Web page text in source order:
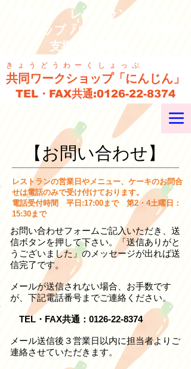
岩見沢市 レストラン 共同ワー
クショップ「にんじん」就労継続
支援B型事業所
きょうどうわーくしょっぷ
共同ワークショップ「にんじん」
TEL・FAX共通:0126-22-8374
【お問い合わせ】
レストランの営業日やメニュー、ケーキのお問合
せは電話のみで受け付けております。
電話受付時間 平日:17:00まで 第2・4土曜日：
15:30まで
お問い合わせフォームご記入いただき、送
信ボタンを押して下さい。「送信ありがと
うございました」のメッセージが出れば送
信完了です。
メールが送信されない場合、お手数です
が、下記電話番号までご連絡ください。
TEL・FAX共通：0126-22-8374
メール送信後３営業日以内に担当者よりご
連絡させていただきます。